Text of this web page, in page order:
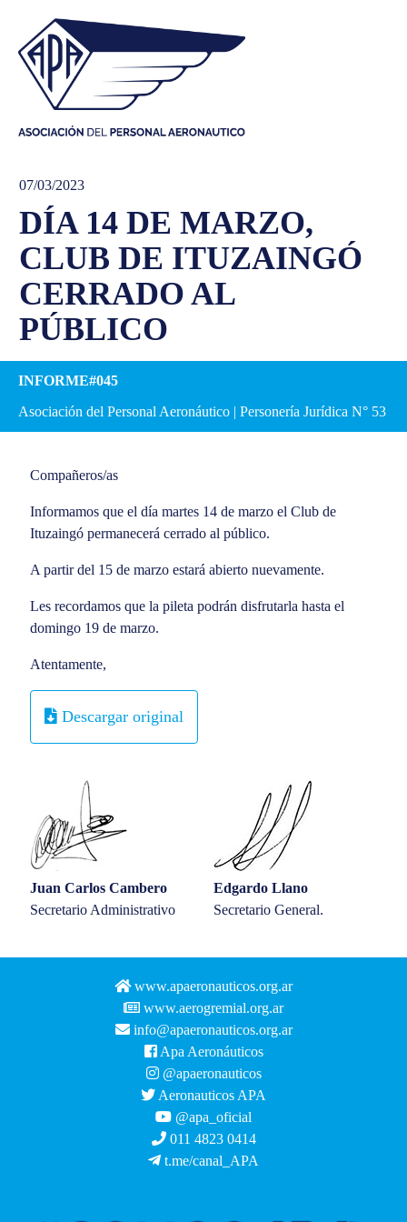
07/03/2023
DÍA 14 DE MARZO,
CLUB DE ITUZAINGÓ
CERRADO AL
PÚBLICO
INFORME#045
Asociación del Personal Aeronáutico | Personería Jurídica N° 53
Compañeros/as
Informamos que el día martes 14 de marzo el Club de
Ituzaingó permanecerá cerrado al público.
A partir del 15 de marzo estará abierto nuevamente.
Les recordamos que la pileta podrán disfrutarla hasta el
domingo 19 de marzo.
Atentamente,
Descargar original
Juan Carlos Cambero
Secretario Administrativo
Edgardo Llano
Secretario General.
www.apaeronauticos.org.ar
www.aerogremial.org.ar
info@apaeronauticos.org.ar
Apa Aeronáuticos
@apaeronauticos
Aeronauticos APA
@apa_oficial
011 4823 0414
t.me/canal_APA